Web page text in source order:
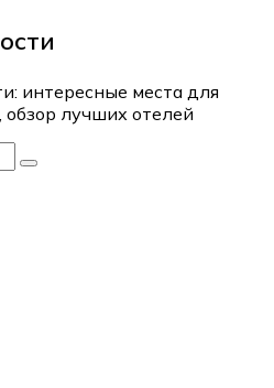
интересные места для
лучших отелей